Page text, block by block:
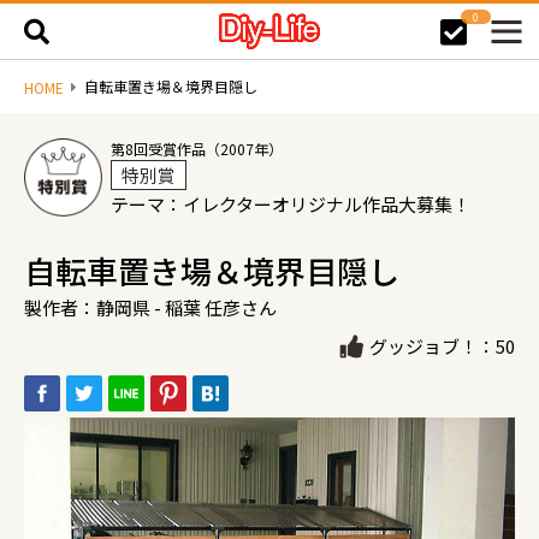
0
HOME 自転車置き場＆境界目隠し
第8回受賞作品（2007年）
特別賞
テーマ：イレクターオリジナル作品大募集！
自転車置き場＆境界目隠し
製作者：静岡県 - 稲葉 任彦さん
グッジョブ！：50